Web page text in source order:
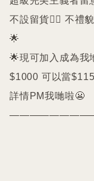
不設留貨🙅‍♀️ 不禮
🌟
🌟現可加入成為我
$1000 可以當
詳情PM我哋啦😬